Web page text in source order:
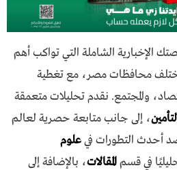
الإخبارية الشاملة التي تواكب أهم
محافظات مصر، مع تغطية
والمجتمع. نقدم تحليلات متعمقة
، إلى جانب متابعة حصرية لعالم
أحدث التطورات فيعلوم
في قسمالمقالات، بالإضافة إلى